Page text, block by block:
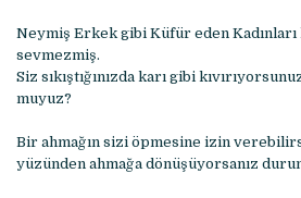
Neymiş Erkek gibi Küfür eden
sevmezmiş.
Siz sıkıştığınızda karı gibi
muyuz?
Bir ahmağın sizi öpmesine izin
yüzünden ahmağa dönüşüyorsanız